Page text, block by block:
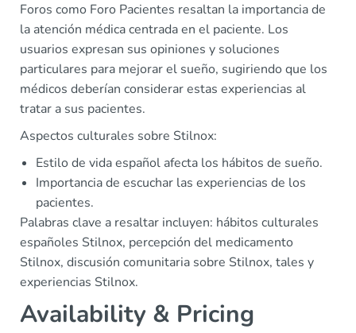
Foros como Foro Pacientes resaltan la importancia de
la atención médica centrada en el paciente. Los
usuarios expresan sus opiniones y soluciones
particulares para mejorar el sueño, sugiriendo que los
médicos deberían considerar estas experiencias al
tratar a sus pacientes.
Aspectos culturales sobre Stilnox:
Estilo de vida español afecta los hábitos de sueño.
Importancia de escuchar las experiencias de los
pacientes.
Palabras clave a resaltar incluyen: hábitos culturales
españoles Stilnox, percepción del medicamento
Stilnox, discusión comunitaria sobre Stilnox, tales y
experiencias Stilnox.
Availability & Pricing